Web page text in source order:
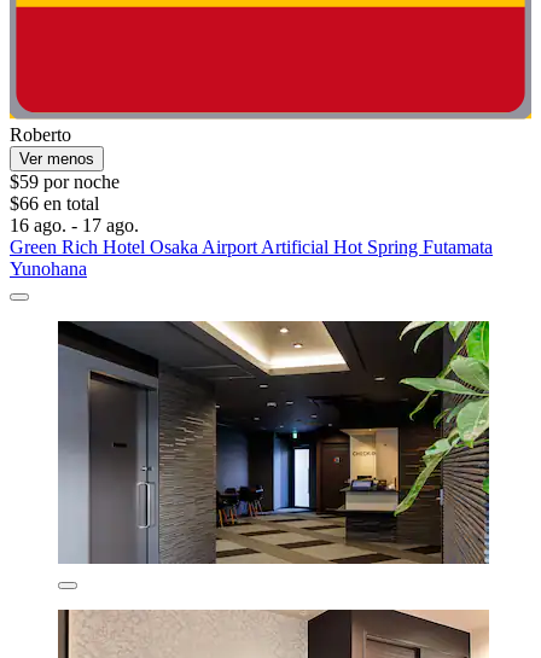
Roberto
Ver menos
$59 por noche
$66 en total
16 ago. - 17 ago.
Green Rich Hotel Osaka Airport Artificial Hot Spring Futamata
Yunohana